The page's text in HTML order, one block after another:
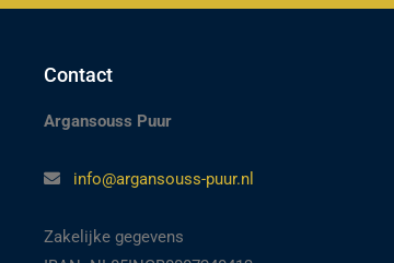
Contact
Argansouss Puur
info@argansouss-puur.nl
Zakelijke gegevens